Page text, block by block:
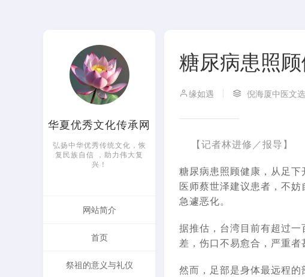
华夏优秀文化传承网
弘扬中华优秀传统文化，恢
复民族自信 ，助力伟大复
兴！
网站简介
首页
祭祖的意义与礼仪
糖尿病患照
缘如遇 倪海厦中医文选
【记者林进修／报导】
糖尿病患照顾健康，从足
医师蔡世泽建议患者，不
急遽恶化。
据推估，台湾目前有超过
差，伤口不易愈合，严重者
然而，足部是身体最远程